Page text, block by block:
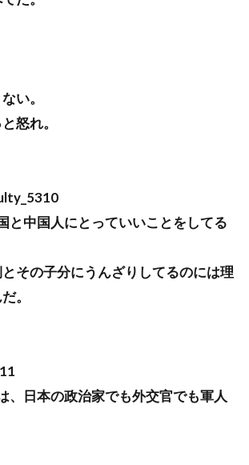
い。
怒れ。
と中国人にとっていいことをしてる
その子分にうんざりしてるのには理
。
、日本の政治家でも外交官でも軍人